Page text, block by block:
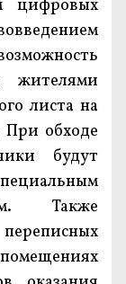
цифровых
жителями
листа на
При обходе
будут
Также